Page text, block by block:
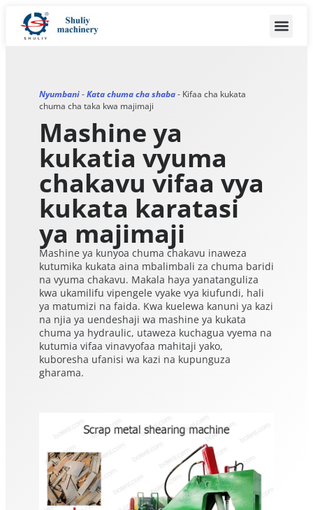
Nyumbani-Kata chuma cha shaba- Kifaa cha kukata
chuma cha taka kwa majimaji
Mashine ya
kukatia vyuma
chakavu vifaa vya
kukata karatasi
ya majimaji
Mashine ya kunyoa chuma chakavu inaweza
kutumika kukata aina mbalimbali za chuma baridi
na vyuma chakavu. Makala haya yanatanguliza
kwa ukamilifu vipengele vyake vya kiufundi, hali
ya matumizi na faida. Kwa kuelewa kanuni ya kazi
na njia ya uendeshaji wa mashine ya kukata
chuma ya hydraulic, utaweza kuchagua vyema na
kutumia vifaa vinavyofaa mahitaji yako,
kuboresha ufanisi wa kazi na kupunguza
gharama.